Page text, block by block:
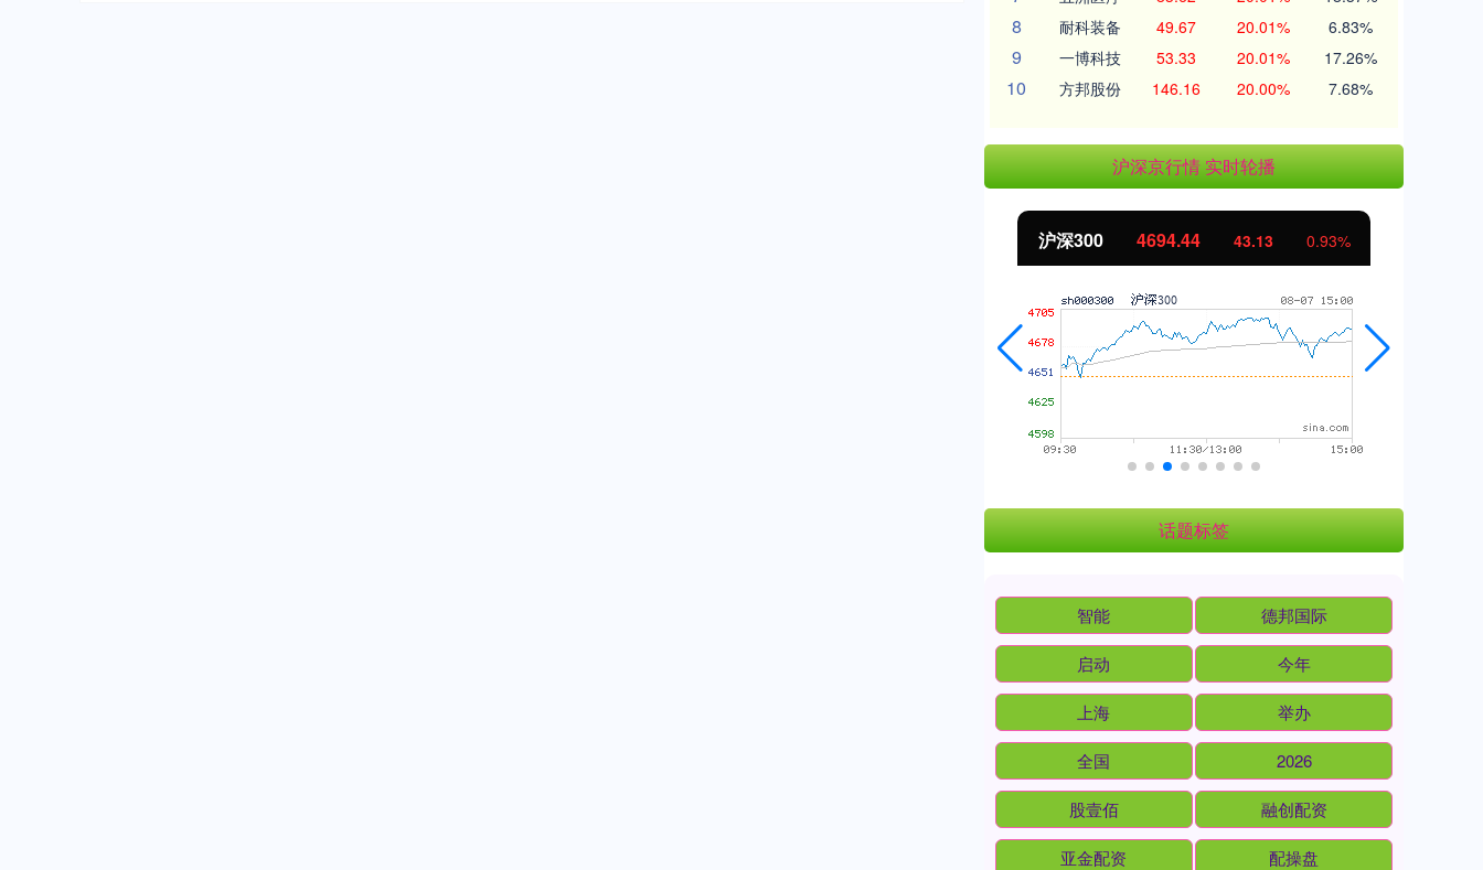
8 耐科装备 49.67 20.01% 6.83%
9 一博科技 53.33 20.01% 17.26%
10 方邦股份 146.16 20.00% 7.68%
沪深京行情 实时轮播
北证50 1134.24 11.37 1.01%
话题标签
智能 德邦国际
启动 今年
上海 举办
全国 2026
股壹佰 融创配资
亚金配资 配操盘